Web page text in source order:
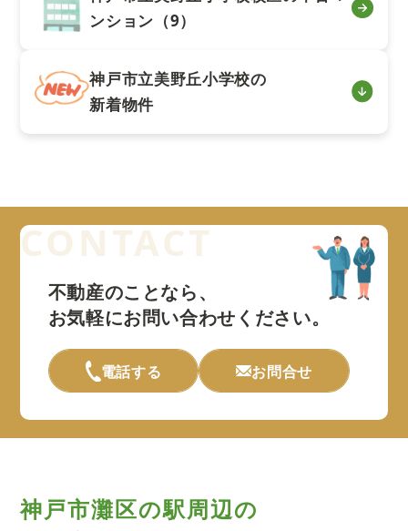
ンション（9）
神戸市立美野丘小学校の
新着物件
不動産のことなら、
お気軽にお問い合わせください。
電話する お問合せ
神戸市灘区の駅周辺の